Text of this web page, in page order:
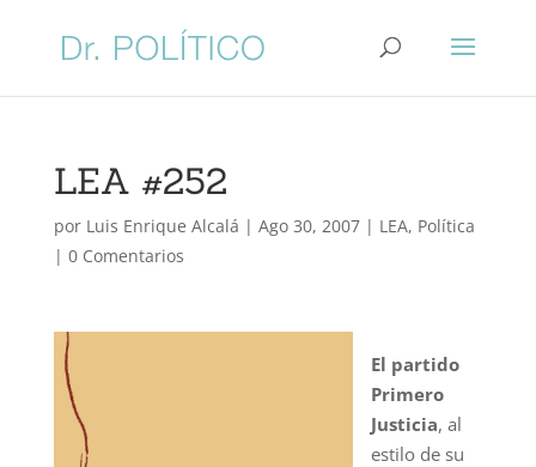
LEA #252
por Luis Enrique Alcalá | Ago 30, 2007| LEA, Política
| 0 Comentarios
El partido
Primero
Justicia, al
estilo de su